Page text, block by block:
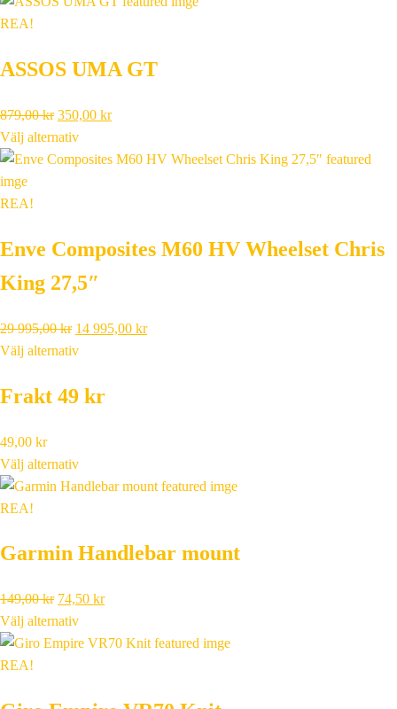
REA!
ASSOS UMA GT
879,00kr Det
ursprungliga
priset
350,00 krDet
priset
Välj alternativ
REA!
Enve Composites M60 HV Wheelset Chris
King 27,5″
29 995,00kr Det
ursprungliga
var:
14 995,00 krDet
Välj alternativ
Frakt 49 kr
49,00 kr
Välj alternativ
REA!
Garmin Handlebar mount
149,00kr Det
ursprungliga
priset
74,50 krDet
priset
Välj alternativ
REA!